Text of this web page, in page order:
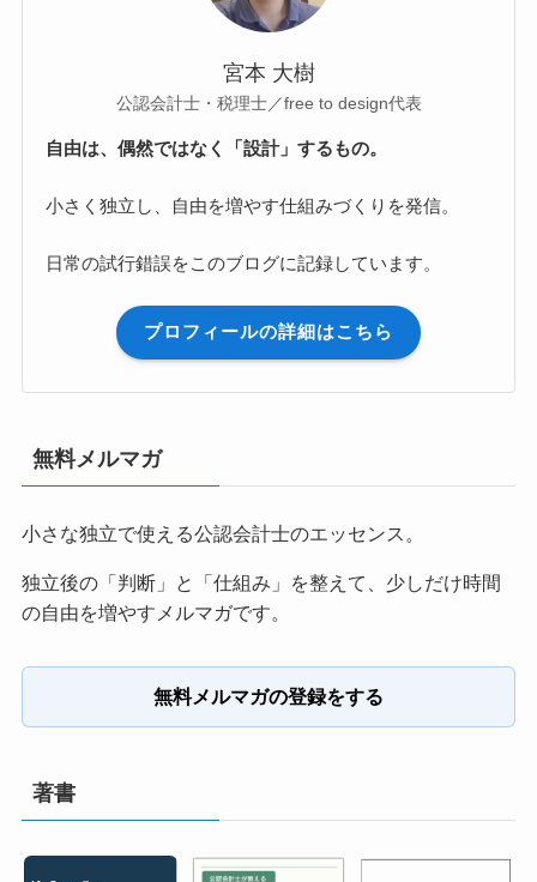
宮本 大樹
公認会計士・税理士／free to design代表
自由は、偶然ではなく「設計」するもの。
小さく独立し、自由を増やす仕組みづくりを発信。
日常の試行錯誤をこのブログに記録しています。
プロフィールの詳細はこちら
無料メルマガ
小さな独立で使える公認会計士のエッセンス。
独立後の「判断」と「仕組み」を整えて、少しだけ時間
の自由を増やすメルマガです。
無料メルマガの登録をする
著書